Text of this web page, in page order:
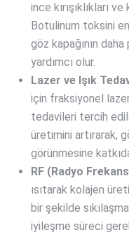
ince kırışıklıkları
Botulinum toksini
göz kapağının
yardımcı olur.
Lazer ve Işık
için fraksiyonel
tedavileri tercih
üretimini artırarak,
görünmesine
RF (Radyo
ısıtarak kolajen
bir şekilde
iyileşme süreci